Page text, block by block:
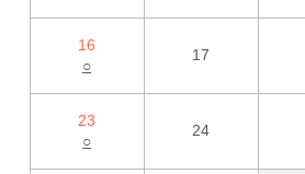
16
○
17
23
○
24